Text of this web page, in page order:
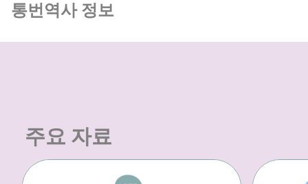
통번역사 정보
주요 자료